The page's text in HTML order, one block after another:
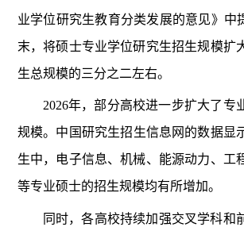
业学位研究生教育分类发展的意见》中
末，将硕士专业学位研究生招生规模扩
生总规模的三分之二左右。
2026年，部分高校进一步扩大了专
规模。中国研究生招生信息网的数据显
生中，电子信息、机械、能源动力、工
等专业硕士的招生规模均有所增加。
同时，各高校持续加强交叉学科和